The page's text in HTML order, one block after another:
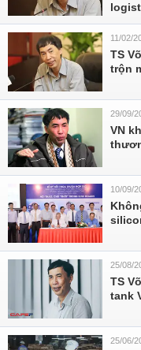
11/02/
TS
trộn
29/09/
VN
10/09/
25/08/
TS
tank
25/06/